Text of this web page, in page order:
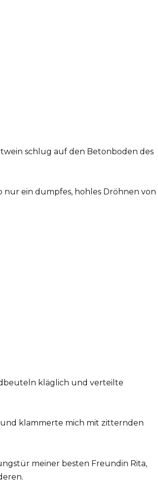
schlug auf den Betonboden des
nur ein dumpfes, hohles Dröhnen von
kläglich und verteilte
klammerte mich mit zitternden
meiner besten Freundin Rita,